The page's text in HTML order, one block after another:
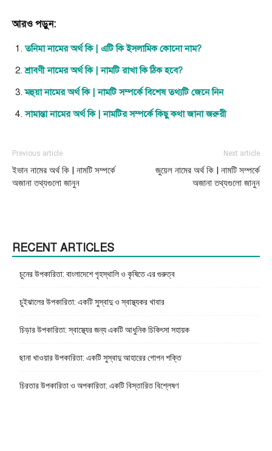
আরও পড়ুন:
তনিমা নামের অর্থ কি | এটি কি ইসলামিক কোনো নাম?
শ্রাবণী নামের অর্থ কি | নামটি রাখা কি ঠিক হবে?
মহুয়া নামের অর্থ কি | নামটি সম্পর্কে বিশেষ তথ্যটি জেনে নিন
সামান্তা নামের অর্থ কি | নামটির সম্পর্কে কিছু কথা জানা জরুরী
Previous article
ইভান নামের অর্থ কি | নামটি সম্পর্কে
অজানা তথ্যগুলো জানুন
Next article
জুয়েল নামের অর্থ কি | নামটি সম্পর্কে
অজানা তথ্যগুলো জানুন
RECENT ARTICLES
চুনের উপকারিতা: বাংলাদেশে গৃহস্থালি ও কৃষিতে এর গুরুত্ব
চুইঝালের উপকারিতা: একটি সুস্বাদু ও স্বাস্থ্যকর খাবার
চিড়ার উপকারিতা: স্বাস্থ্যের জন্য একটি আধুনিক চিকিৎসা সহায়ক
ছানা খাওয়ার উপকারিতা: একটি সুস্বাদু আহারের গোপন শক্তি
চিরতার উপকারিতা ও অপকারিতা: একটি বিস্তারিত বিশ্লেষণ